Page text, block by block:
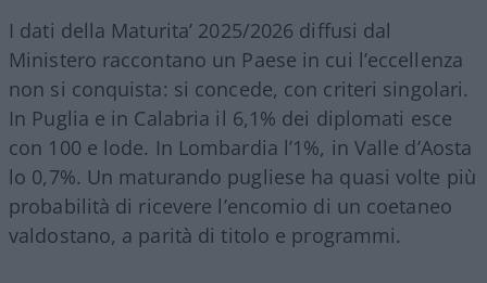
I dati della Maturita’ 2025/2026 diffusi dal
Ministero raccontano un Paese in cui l’eccellenza
non si conquista: si concede, con criteri singolari.
In Puglia e in Calabria il 6,1% dei diplomati esce
con 100 e lode. In Lombardia l’1%, in Valle d’Aosta
lo 0,7%. Un maturando pugliese ha quasi volte più
probabilità di ricevere l’encomio di un coetaneo
valdostano, a parità di titolo e programmi.